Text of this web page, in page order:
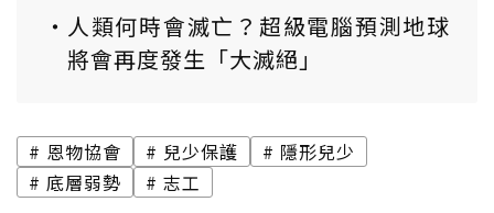
人類何時會滅亡？超級電腦預測地球
將會再度發生「大滅絕」
恩物協會 兒少保護
隱形兒少
底層弱勢
志工